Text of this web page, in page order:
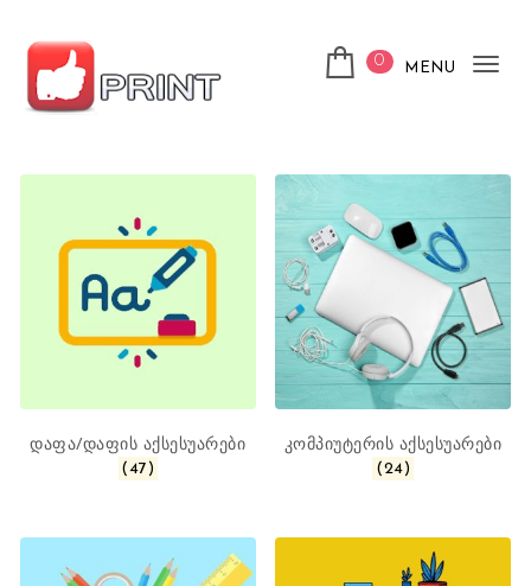
0 MENU
დაფა/დაფის აქსესუარები
(47)
კომპიუტერის აქსესუარები
(24)